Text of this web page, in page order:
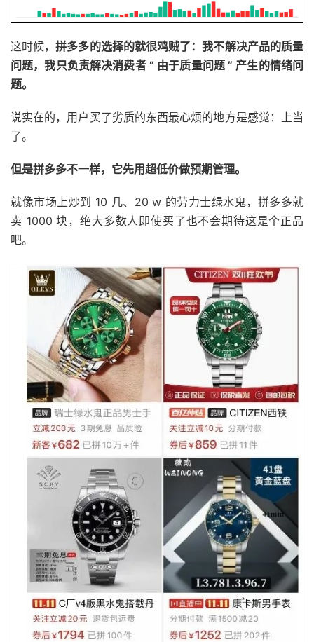
这时候，拼多多的选择的就很鸡贼了：我不解决产品的质量
问题，我只负责解决消费者 “ 由于质量问题 ” 产生的情绪问
题。
说实在的，用户买了劣质的东西最心烦的地方是感觉：上当
了。
但是拼多多不一样，它先用超低价做预期管理。
就像市场上炒到 10 几、20 w 的劳力士绿水鬼，拼多多就
卖 1000 块，绝大多数人即使买了也不会期待这是个正品
吧。